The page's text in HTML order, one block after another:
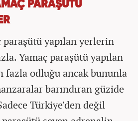
PARAŞÜTÜ
paraşütü yapılan yerlerin
Yamaç paraşütü yapılan
odluğu ancak bununla
barındıran güzide
Türkiye'den değil